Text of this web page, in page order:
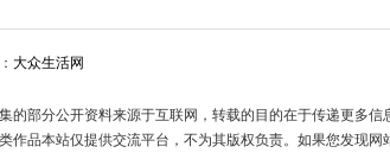
大众生活网
的部分公开资料来源于互联网，转载的目的在于传递更多
作品本站仅提供交流平台，不为其版权负责。如果您发现